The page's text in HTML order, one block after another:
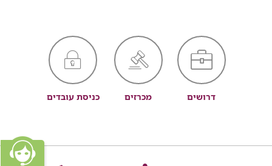
דרושים מכרזים כניסת עובדים